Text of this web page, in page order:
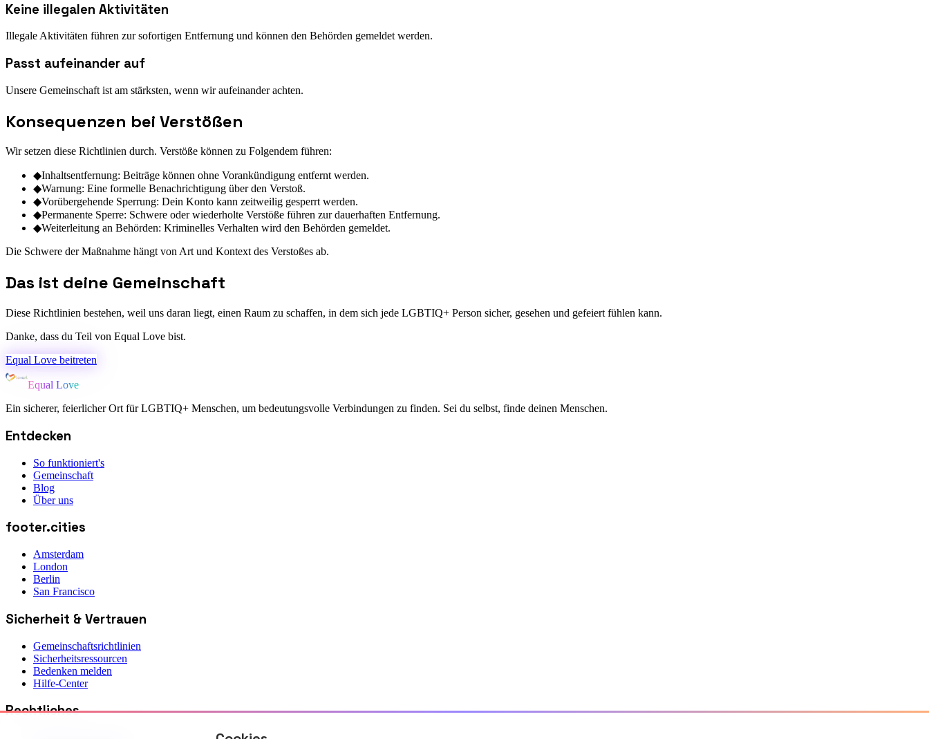
Keine illegalen Aktivitäten
Illegale Aktivitäten führen zur sofortigen Entfernung und können den Behörden gemeldet werden.
Passt aufeinander auf
Unsere Gemeinschaft ist am stärksten, wenn wir aufeinander achten.
Konsequenzen bei Verstößen
Wir setzen diese Richtlinien durch. Verstöße können zu Folgendem führen:
◆Inhaltsentfernung: Beiträge können ohne Vorankündigung entfernt werden.
◆Warnung: Eine formelle Benachrichtigung über den Verstoß.
◆Vorübergehende Sperrung: Dein Konto kann zeitweilig gesperrt werden.
◆Permanente Sperre: Schwere oder wiederholte Verstöße führen zur dauerhaften Entfernung.
◆Weiterleitung an Behörden: Kriminelles Verhalten wird den Behörden gemeldet.
Die Schwere der Maßnahme hängt von Art und Kontext des Verstoßes ab.
Das ist deine Gemeinschaft
Diese Richtlinien bestehen, weil uns daran liegt, einen Raum zu schaffen, in dem sich jede LGBTIQ+ Person sicher, gesehen und gefeiert fühlen kann.
Danke, dass du Teil von Equal Love bist.
Equal Love beitreten
Equal Love
Ein sicherer, feierlicher Ort für LGBTIQ+ Menschen, um bedeutungsvolle Verbindungen zu finden. Sei du selbst, finde deinen Menschen.
Entdecken
So funktioniert's
Gemeinschaft
Blog
Über uns
footer.cities
Amsterdam
London
Berlin
San Francisco
Sicherheit & Vertrauen
Gemeinschaftsrichtlinien
Sicherheitsressourcen
Bedenken melden
Hilfe-Center
Rechtliches